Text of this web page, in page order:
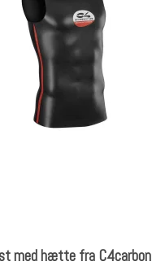
med hætte fra C4carbon